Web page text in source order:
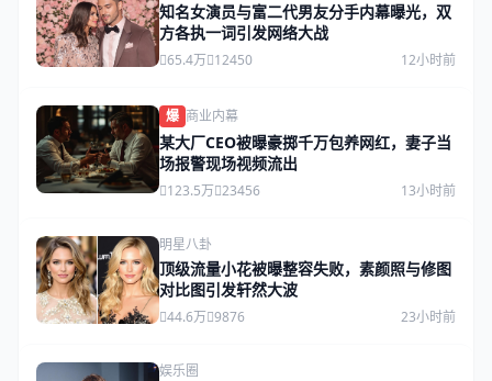
知名女演员与富二代男友分手内幕曝光，双
方各执一词引发网络大战
65.4万 12450 12小时前
爆 商业内幕
某大厂CEO被曝豪掷千万包养网红，妻子当
场报警现场视频流出
123.5万 23456 13小时前
明星八卦
顶级流量小花被曝整容失败，素颜照与修图
对比图引发轩然大波
44.6万 9876 23小时前
娱乐圈